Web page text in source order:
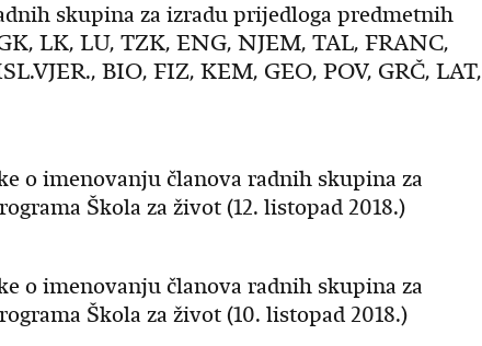
skupina za izradu prijedloga predmetnih
LK, LU, TZK, ENG, NJEM, TAL, FRANC,
BIO, FIZ, KEM, GEO, POV, GRČ, LAT,
o imenovanju članova radnih skupina za
Škola za život (12. listopad 2018.)
o imenovanju članova radnih skupina za
Škola za život (10. listopad 2018.)